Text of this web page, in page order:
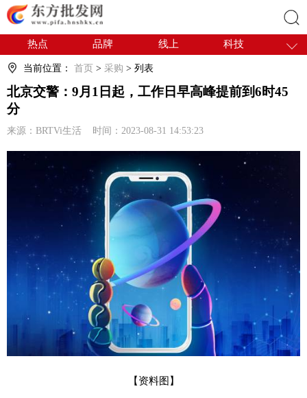
搜索
热点 品牌 线上
科技
干货
电商
会展
国内
当前位置： 首页 > 采购 > 列表
北京交警：9月1日起，工作日早高峰提前到6时45
分
来源：BRTVi生活 时间：2023-08-31 14:53:23
【资料图】